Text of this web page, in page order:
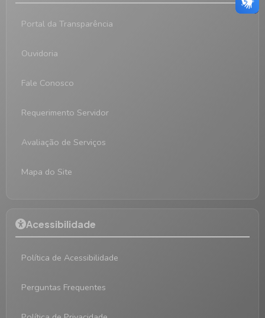
Portal da Transparência
Ouvidoria
Fale Conosco
Requerimento Servidor
Avaliação de Serviços
Mapa do Site
Acessibilidade
Política de Acessibilidade
Perguntas Frequentes